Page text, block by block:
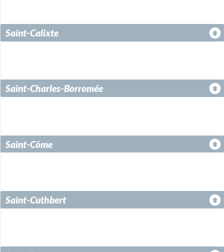
Saint-Calixte
Saint-Charles-Borromée
Saint-Côme
Saint-Cuthbert